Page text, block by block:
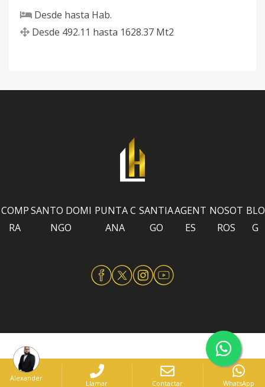
Desde hasta Hab.
Desde 492.11 hasta 1628.37 Mt2
Alexander
Llamar Contactar WhatsApp
COMP
RA
SANTO DOMI
NGO
PUNTA C
ANA
SANTIA
GO
AGENT
ES
NOSOT
ROS
BLO
G